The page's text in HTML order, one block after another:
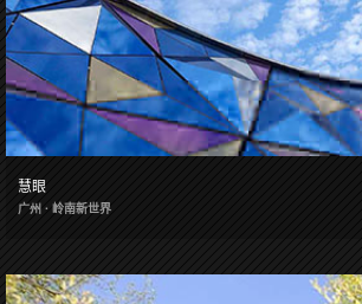
慧眼
广州 · 岭南新世界